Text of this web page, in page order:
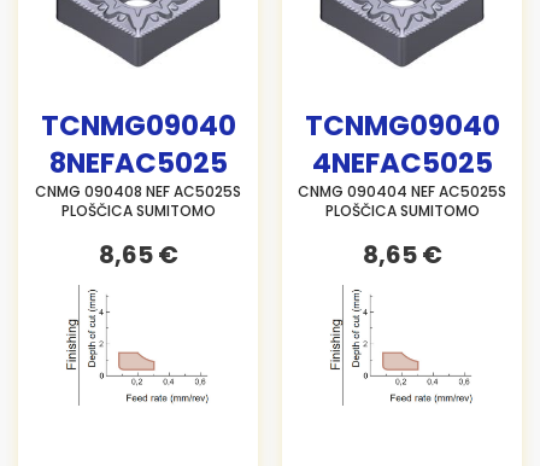
TCNMG09040
8NEFAC5025
CNMG 090408 NEF AC5025S
PLOŠČICA SUMITOMO
8,65 €
TCNMG09040
4NEFAC5025
CNMG 090404 NEF AC5025S
PLOŠČICA SUMITOMO
8,65 €